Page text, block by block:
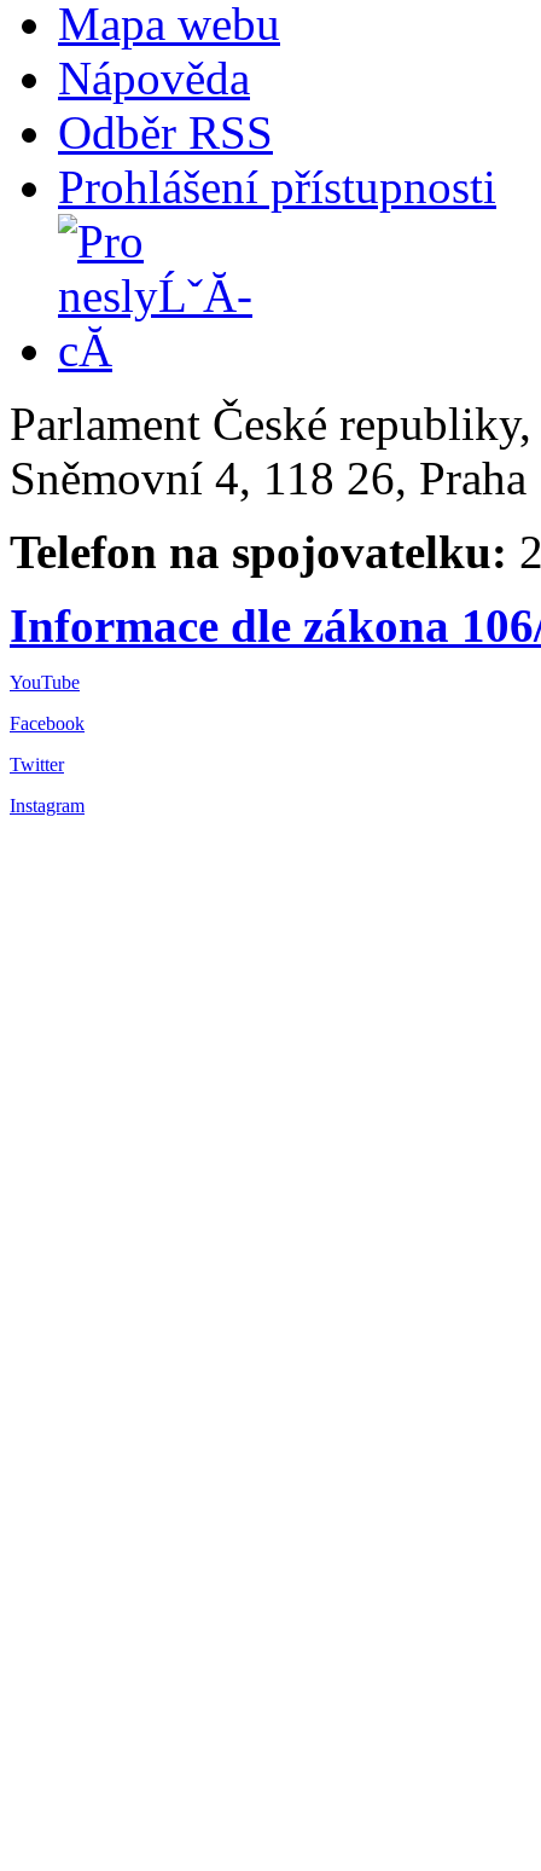
Mapa webu
Nápověda
Odběr RSS
Prohlášení přístupnosti
Parlament České
Sněmovní 4, 118 26,
Telefon na spojovatelku:
Informace dle zákona
YouTube
Facebook
Twitter
Instagram